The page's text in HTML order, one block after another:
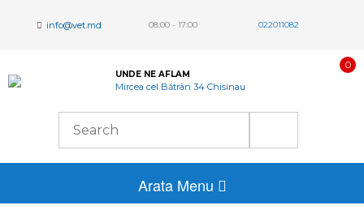
info@vet.md 08:00 - 17:00 022011082
UNDE NE AFLAM
Mircea cel Bătrân 34 Chisinau
0
Arata Menu